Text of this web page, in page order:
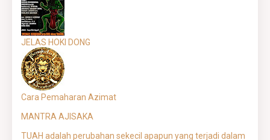
JELAS HOKI DONG
Cara Pemaharan Azimat
MANTRA AJISAKA
TUAH adalah perubahan sekecil apapun yang terjadi dalam